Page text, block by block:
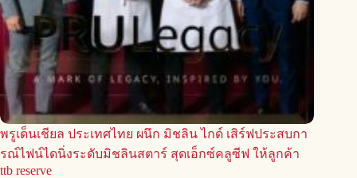
พรูเด็นเชียล ประเทศไทย ผนึก มิชลิน ไกด์ เสิร์ฟประสบกา
รณ์ไฟน์ไดนิ่งระดับมิชลินสตาร์ สุดเอ็กซ์คลูซีฟ ให้ลูกค้า
ttb reserve